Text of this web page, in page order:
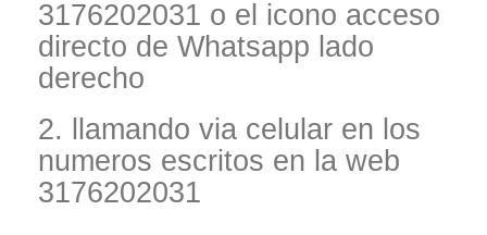
3176202031 o el icono acceso
directo de Whatsapp lado
derecho
2. llamando via celular en los
numeros escritos en la web
3176202031